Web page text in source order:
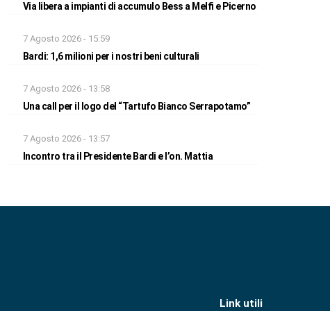
Via libera a impianti di accumulo Bess a Melfi e Picerno
7 Agosto 2026 - 15:59
Bardi: 1,6 milioni per i nostri beni culturali
7 Agosto 2026 - 13:58
Una call per il logo del “Tartufo Bianco Serrapotamo”
7 Agosto 2026 - 13:57
Incontro tra il Presidente Bardi e l’on. Mattia
Link utili